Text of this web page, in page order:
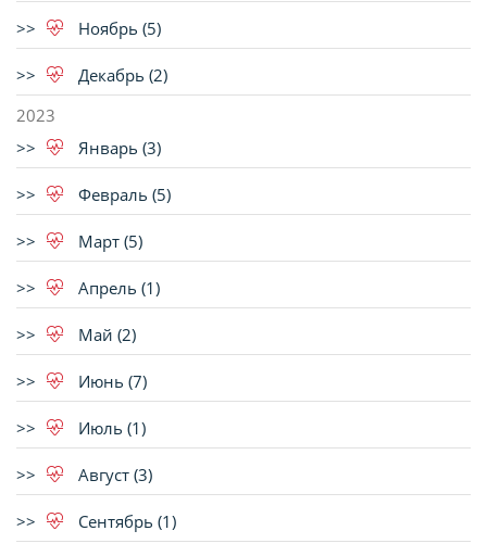
Ноябрь (5)
Декабрь (2)
2023
Январь (3)
Февраль (5)
Март (5)
Апрель (1)
Май (2)
Июнь (7)
Июль (1)
Август (3)
Сентябрь (1)